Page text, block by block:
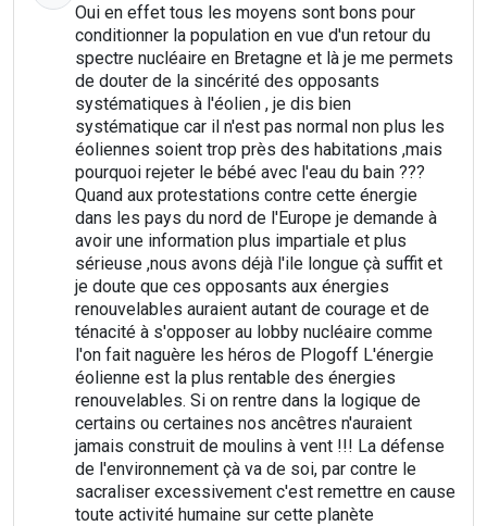
Oui en effet tous les moyens sont bons pour
conditionner la population en vue d'un retour du
spectre nucléaire en Bretagne et là je me permets
de douter de la sincérité des opposants
systématiques à l'éolien , je dis bien
systématique car il n'est pas normal non plus les
éoliennes soient trop près des habitations ,mais
pourquoi rejeter le bébé avec l'eau du bain ???
Quand aux protestations contre cette énergie
dans les pays du nord de l'Europe je demande à
avoir une information plus impartiale et plus
sérieuse ,nous avons déjà l'ile longue çà suffit et
je doute que ces opposants aux énergies
renouvelables auraient autant de courage et de
ténacité à s'opposer au lobby nucléaire comme
l'on fait naguère les héros de Plogoff L'énergie
éolienne est la plus rentable des énergies
renouvelables. Si on rentre dans la logique de
certains ou certaines nos ancêtres n'auraient
jamais construit de moulins à vent !!! La défense
de l'environnement çà va de soi, par contre le
sacraliser excessivement c'est remettre en cause
toute activité humaine sur cette planète